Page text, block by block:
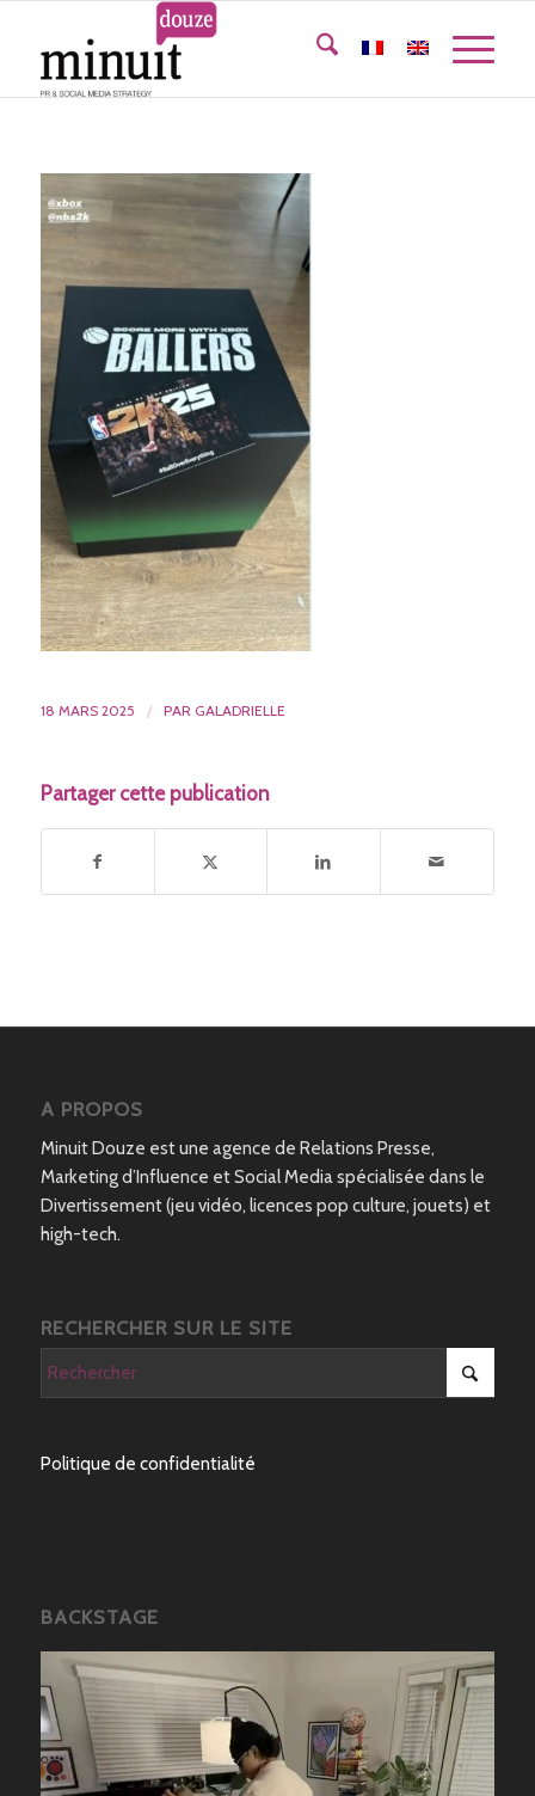
18 MARS 2025 / PAR GALADRIELLE
Partager cette publication
A PROPOS
Minuit Douze est une agence de Relations Presse,
Marketing d’Influence et Social Media spécialisée dans le
Divertissement (jeu vidéo, licences pop culture, jouets) et
high-tech.
RECHERCHER SUR LE SITE
Politique de confidentialité
BACKSTAGE